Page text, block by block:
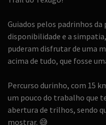
Guiados pelos padrinhos da
disponibilidade e a
puderam disfrutar de uma
acima de tudo, que fosse
Percurso durinho, com 15
um pouco do trabalho que
abertura de trilhos, sendo
mostrar. 😅